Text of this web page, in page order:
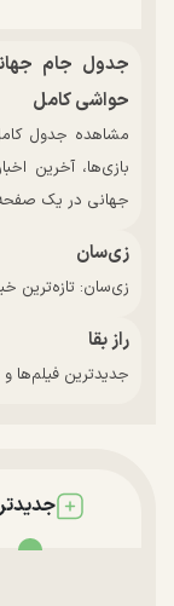
حواشی کامل
بازی‌ها، آخرین
جهانی در یک
زی‌سان
زی‌سان: تازه‌ترین
راز بقا
جدیدترین فیلم‌ها